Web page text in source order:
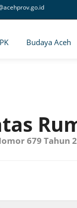
Budaya Aceh
679 Tahun